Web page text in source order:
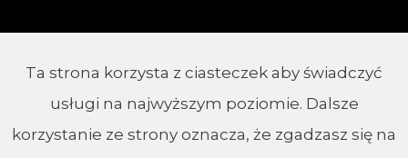
Ta strona korzysta z ciasteczek aby świadczyć
usługi na najwyższym poziomie. Dalsze
korzystanie ze strony oznacza, że zgadzasz się na